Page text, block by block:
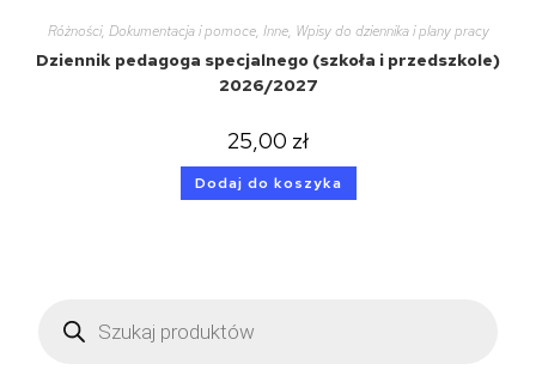
Różności, Dokumentacja i pomoce, Inne, Wpisy do dziennika i plany pracy
Dziennik pedagoga specjalnego (szkoła i przedszkole)
2026/2027
25,00 zł
Dodaj do koszyka